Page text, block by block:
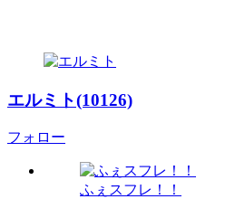
エルミト(10126)
フォロー
ふぇスフレ！！